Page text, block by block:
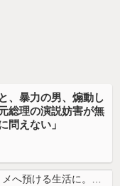
、暴力の男、煽動し
総理の演説妨害が無
問えない」
義兄嫁が自宅をサロンにして姪を毎日ウトメへ預ける生活に。数年後、そのツ...